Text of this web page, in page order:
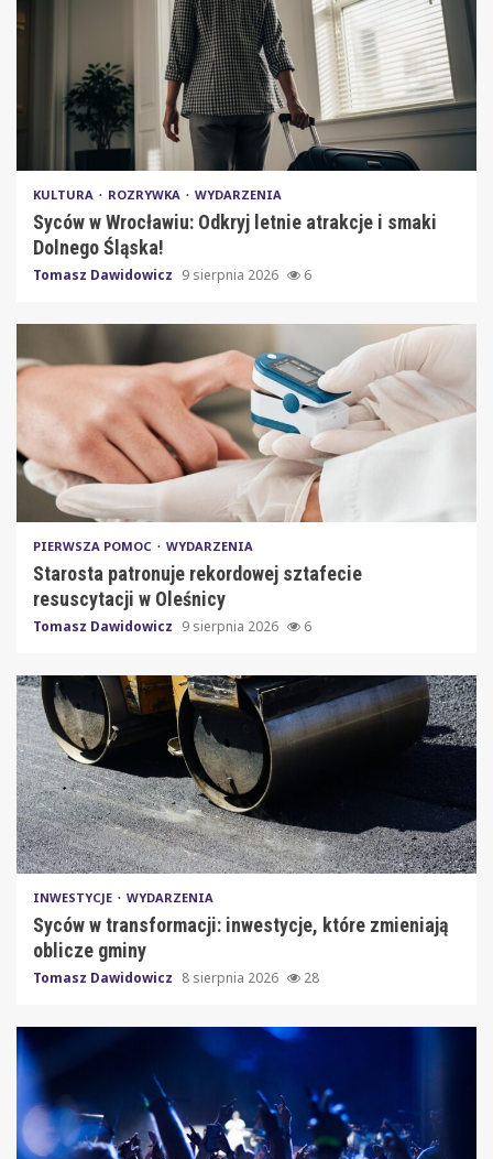
KULTURA ROZRYWKA WYDARZENIA
Syców w Wrocławiu: Odkryj letnie atrakcje i smaki
Dolnego Śląska!
Tomasz Dawidowicz 9 sierpnia 2026 6
PIERWSZA POMOC WYDARZENIA
Starosta patronuje rekordowej sztafecie
resuscytacji w Oleśnicy
Tomasz Dawidowicz 9 sierpnia 2026 6
INWESTYCJE WYDARZENIA
Syców w transformacji: inwestycje, które zmieniają
oblicze gminy
Tomasz Dawidowicz 8 sierpnia 2026 28